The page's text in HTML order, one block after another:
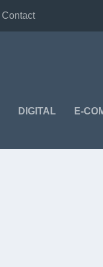
Contact
DIGITAL E-